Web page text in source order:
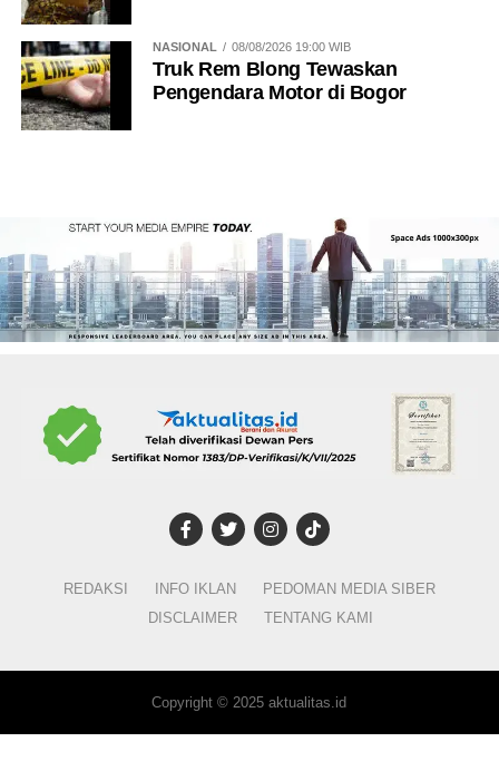
NASIONAL 08/08/2026 19:00 WIB
Truk Rem Blong Tewaskan
Pengendara Motor di Bogor
REDAKSI INFO IKLAN
PEDOMAN MEDIA SIBER
DISCLAIMER
TENTANG KAMI
Copyright © 2025 aktualitas.id